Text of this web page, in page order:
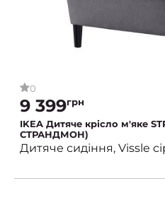
0
9 399грн
IKEA Дитяче крісло м'яке
СТРАНДМОН)
Дитяче сидіння, Vissle